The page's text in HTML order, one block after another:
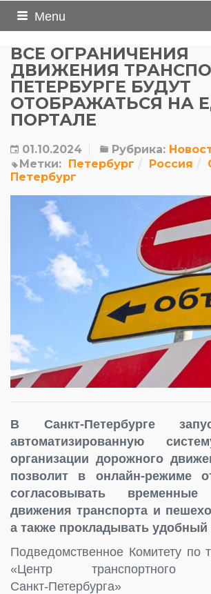
Menu
ВСЕ ОГРАНИЧЕНИЯ
ДВИЖЕНИЯ
ПЕТЕРБУРГЕ БУДУТ
ОТОБРАЖАТЬСЯ НА
ПОРТАЛЕ
01.10.2024 Рубрика:
Метки: Петербург Россия
Петербург
В Санкт-Петербурге
автоматизированную
организации дорожного
позволит в онлайн-режиме
согласовывать временные
движения транспорта и
а также прокладывать удобный
Подведомственное Комитету по
«Центр транспортного
Санкт‑Петербурга»